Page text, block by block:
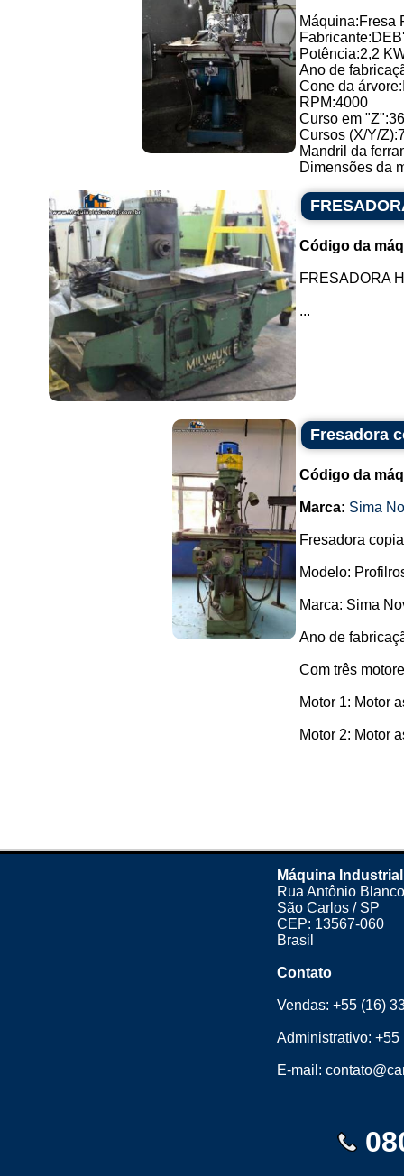
Máquina:Fresa
Potência:2,2
Ano de
Cone da
RPM:4000
Curso em
Cursos (X/Y/
Mandril da
Dimensões da
Código da
FRESADORA
...
Fresadora
Código da
Marca: Sima
Fresadora
Modelo:
Marca: Sima
Ano de
Com três
Motor 1: Motor
Motor 2: Motor
Máquina Industrial
Rua Antônio
São Carlos / SP
CEP: 13567-060
Brasil
Contato
Vendas:+55 (16)
Administrativo:+55
E-mail: